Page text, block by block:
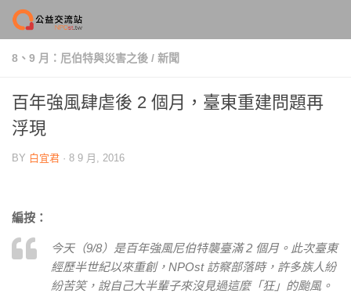
Skip to content
8、9 月：尼伯特與災害之後 / 新聞
百年強風肆虐後 2 個月，臺東重建問題再
浮現
BY 白宜君 · 8 9 月, 2016
編按：
今天（9/8）是百年強風尼伯特襲臺滿 2 個月。此次臺東
經歷半世紀以來重創，NPOst 訪察部落時，許多族人紛
紛苦笑，說自己大半輩子來沒見過這麼「狂」的颱風。